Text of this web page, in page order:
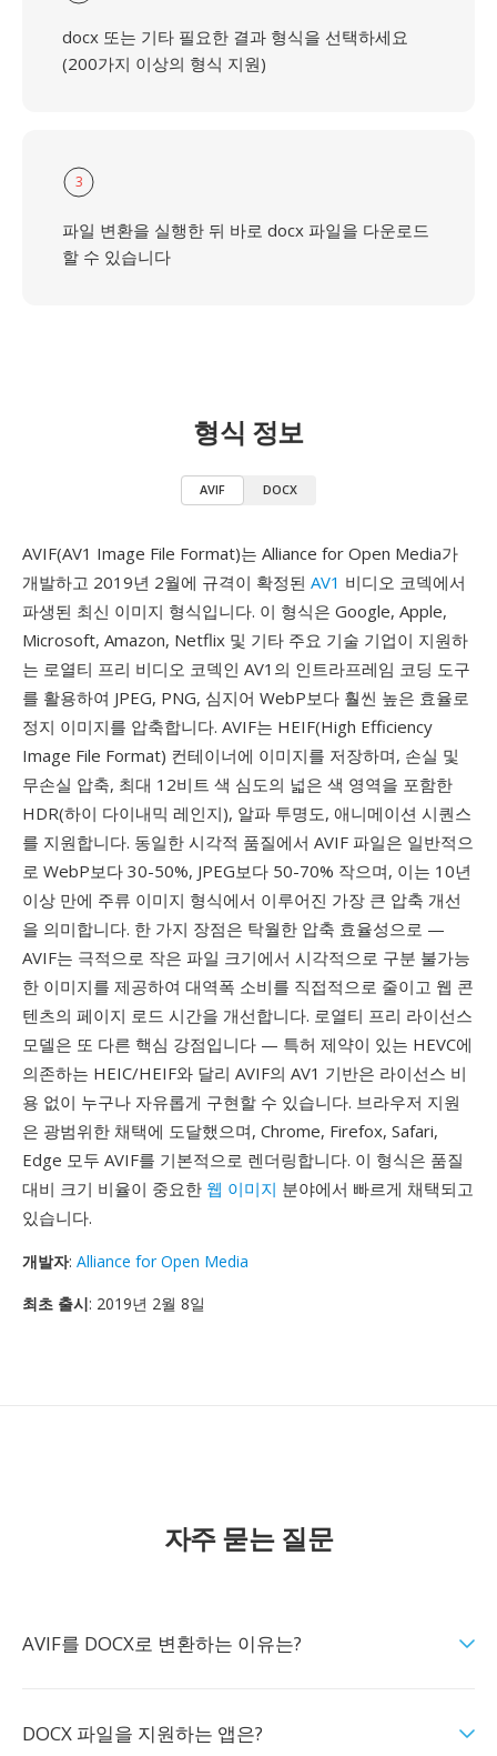
docx 또는 기타 필요한 결과 형식을 선택하세요
(200가지 이상의 형식 지원)
3
파일 변환을 실행한 뒤 바로 docx 파일을 다운로드
할 수 있습니다
형식 정보
AVIF DOCX
AVIF(AV1 Image File Format)는 Alliance for Open Media가
개발하고 2019년 2월에 규격이 확정된 AV1 비디오 코덱에서
파생된 최신 이미지 형식입니다. 이 형식은 Google, Apple,
Microsoft, Amazon, Netflix 및 기타 주요 기술 기업이 지원하
는 로열티 프리 비디오 코덱인 AV1의 인트라프레임 코딩 도구
를 활용하여 JPEG, PNG, 심지어 WebP보다 훨씬 높은 효율로
정지 이미지를 압축합니다. AVIF는 HEIF(High Efficiency
Image File Format) 컨테이너에 이미지를 저장하며, 손실 및
무손실 압축, 최대 12비트 색 심도의 넓은 색 영역을 포함한
HDR(하이 다이내믹 레인지), 알파 투명도, 애니메이션 시퀀스
를 지원합니다. 동일한 시각적 품질에서 AVIF 파일은 일반적으
로 WebP보다 30-50%, JPEG보다 50-70% 작으며, 이는 10년
이상 만에 주류 이미지 형식에서 이루어진 가장 큰 압축 개선
을 의미합니다. 한 가지 장점은 탁월한 압축 효율성으로 —
AVIF는 극적으로 작은 파일 크기에서 시각적으로 구분 불가능
한 이미지를 제공하여 대역폭 소비를 직접적으로 줄이고 웹 콘
텐츠의 페이지 로드 시간을 개선합니다. 로열티 프리 라이선스
모델은 또 다른 핵심 강점입니다 — 특허 제약이 있는 HEVC에
의존하는 HEIC/HEIF와 달리 AVIF의 AV1 기반은 라이선스 비
용 없이 누구나 자유롭게 구현할 수 있습니다. 브라우저 지원
은 광범위한 채택에 도달했으며, Chrome, Firefox, Safari,
Edge 모두 AVIF를 기본적으로 렌더링합니다. 이 형식은 품질
대비 크기 비율이 중요한 웹 이미지 분야에서 빠르게 채택되고
있습니다.
개발자: Alliance for Open Media
최초 출시: 2019년 2월 8일
자주 묻는 질문
AVIF를 DOCX로 변환하는 이유는?
DOCX 파일을 지원하는 앱은?